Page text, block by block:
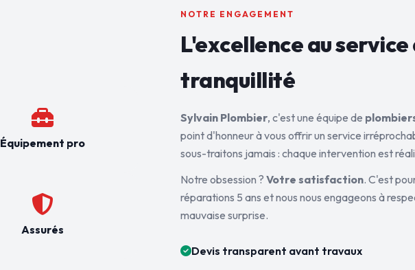
Équipement pro
Assurés
NOTRE ENGAGEMENT
L'excellence au service
tranquillité
Sylvain Plombier, c'est une équipe de
point d'honneur à vous offrir un service
sous-traitons jamais : chaque intervention est
Notre obsession ? Votre satisfaction. C'est
réparations 5 ans et nous nous engageons à
mauvaise surprise.
Devis transparent avant travaux